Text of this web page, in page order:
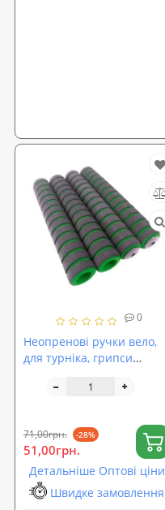
0
Неопренові ручки вело,
для турніка, грипси
71,00грн. -28%
51,00грн.
Детальніше Оптові ціни
Швидке замовлення